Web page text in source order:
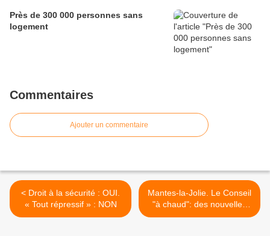
Près de 300 000 personnes sans
logement
Commentaires
Ajouter un commentaire
< Droit à la sécurité : OUI.
« Tout répressif » : NON
Mantes-la-Jolie. Le Conseil
"à chaud": des nouvelles
amendes de stationnement